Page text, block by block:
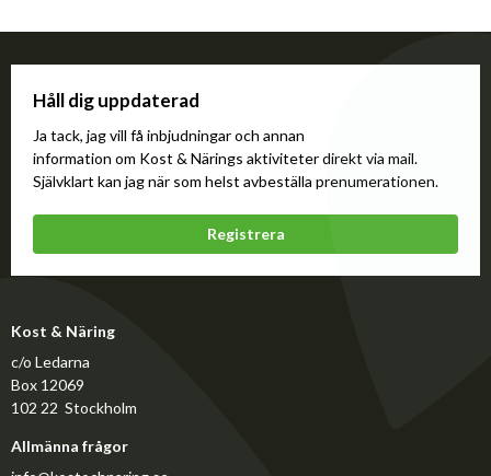
Håll dig uppdaterad
Ja tack, jag vill få inbjudningar och annan
information om Kost & Närings aktiviteter direkt via mail.
Självklart kan jag när som helst avbeställa prenumerationen.
Registrera
Kost & Näring
c/o Ledarna
Box 12069
102 22 Stockholm
Allmänna frågor